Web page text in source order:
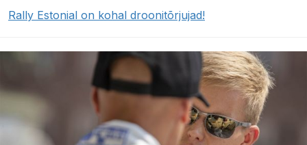
Rally Estonial on kohal droonitõrjujad!